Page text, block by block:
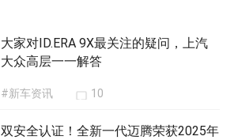
大家对ID.ERA 9X最关注的疑问，上汽
大众高层一一解答
#新车资讯 10
双安全认证！全新一代迈腾荣获2025年